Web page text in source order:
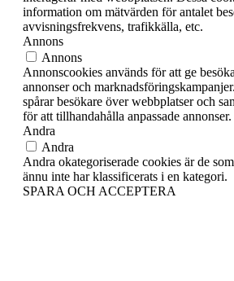
information om mätvärden för antalet
avvisningsfrekvens, trafikkälla, etc.
Annons
Annons
Annonscookies används för att ge
annonser och
spårar besökare över webbplatser och
för att tillhandahålla anpassade annonser.
Andra
Andra
Andra okategoriserade cookies är de
ännu inte har klassificerats i en kategori.
SPARA OCH ACCEPTERA